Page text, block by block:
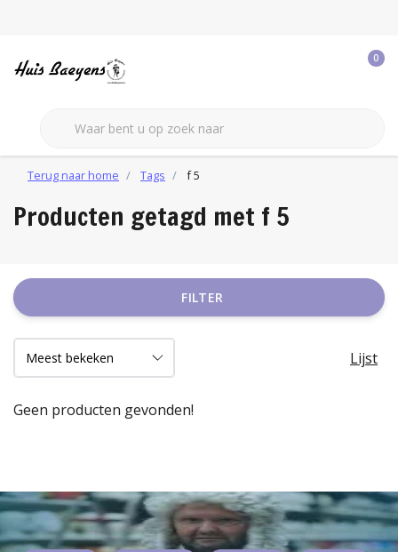
0
Terug naar home Tags f 5
Producten getagd met f 5
FILTER
Lijst
Geen producten gevonden!